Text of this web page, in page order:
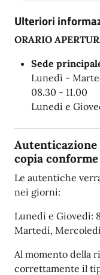
Ulteriori
ORARIO
Sede
Lunedì -
08.30 - 11.00
Lunedì e
copia conforme
Le autentiche
nei giorni:
Lunedì e Giovedì:
Martedì,
Al momento della
correttamente il